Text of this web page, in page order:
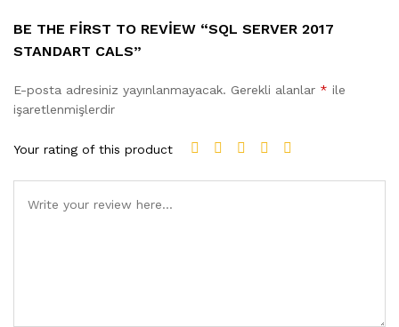
BE THE FIRST TO REVIEW “SQL SERVER 2017
STANDART CALS”
E-posta adresiniz yayınlanmayacak. Gerekli alanlar * ile
işaretlenmişlerdir
Your rating of this product